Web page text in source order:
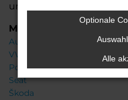
und dem Service, den
Marken
Audi
VW
Porsche
Seat
Škoda
Optionale
Alle